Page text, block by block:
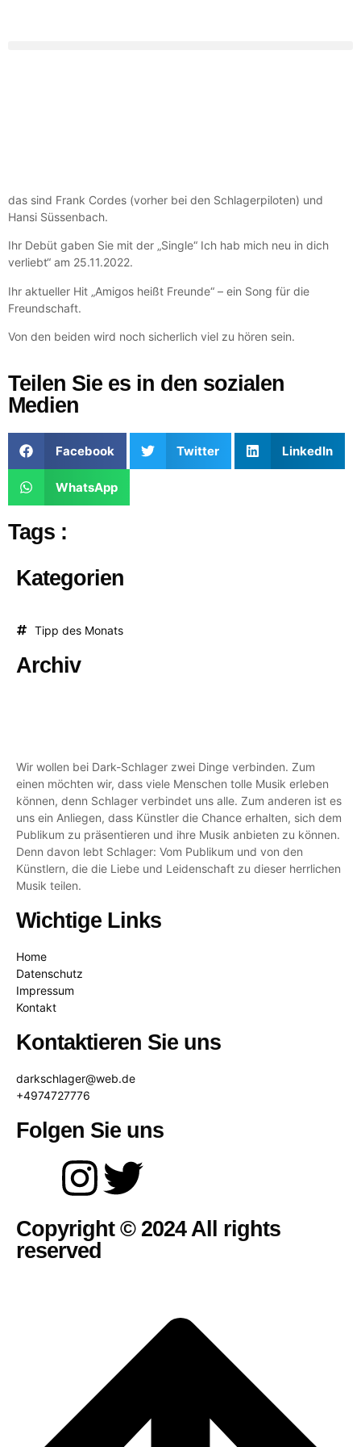
das sind Frank Cordes (vorher bei den Schlagerpiloten) und
Hansi Süssenbach.
Ihr Debüt gaben Sie mit der „Single“ Ich hab mich neu in dich
verliebt“ am 25.11.2022.
Ihr aktueller Hit „Amigos heißt Freunde“ – ein Song für die
Freundschaft.
Von den beiden wird noch sicherlich viel zu hören sein.
Teilen Sie es in den sozialen
Medien
Facebook Twitter LinkedIn
WhatsApp
Tags :
Kategorien
Tipp des Monats
Archiv
Wir wollen bei Dark-Schlager zwei Dinge verbinden. Zum
einen möchten wir, dass viele Menschen tolle Musik erleben
können, denn Schlager verbindet uns alle. Zum anderen ist es
uns ein Anliegen, dass Künstler die Chance erhalten, sich dem
Publikum zu präsentieren und ihre Musik anbieten zu können.
Denn davon lebt Schlager: Vom Publikum und von den
Künstlern, die die Liebe und Leidenschaft zu dieser herrlichen
Musik teilen.
Wichtige Links
Home
Datenschutz
Impressum
Kontakt
Kontaktieren Sie uns
darkschlager@web.de
+4974727776
Folgen Sie uns
Copyright © 2024 All rights
reserved